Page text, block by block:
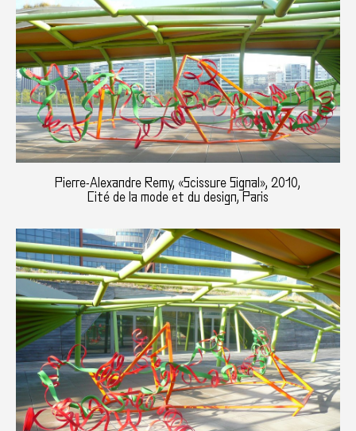
Pierre-Alexandre Remy, «Scissure Signal», 2010,
Cité de la mode et du design, Paris